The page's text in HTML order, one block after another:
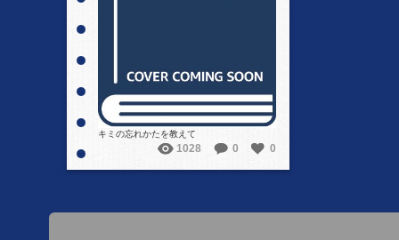
キミの忘れかたを教えて
1028 0 0